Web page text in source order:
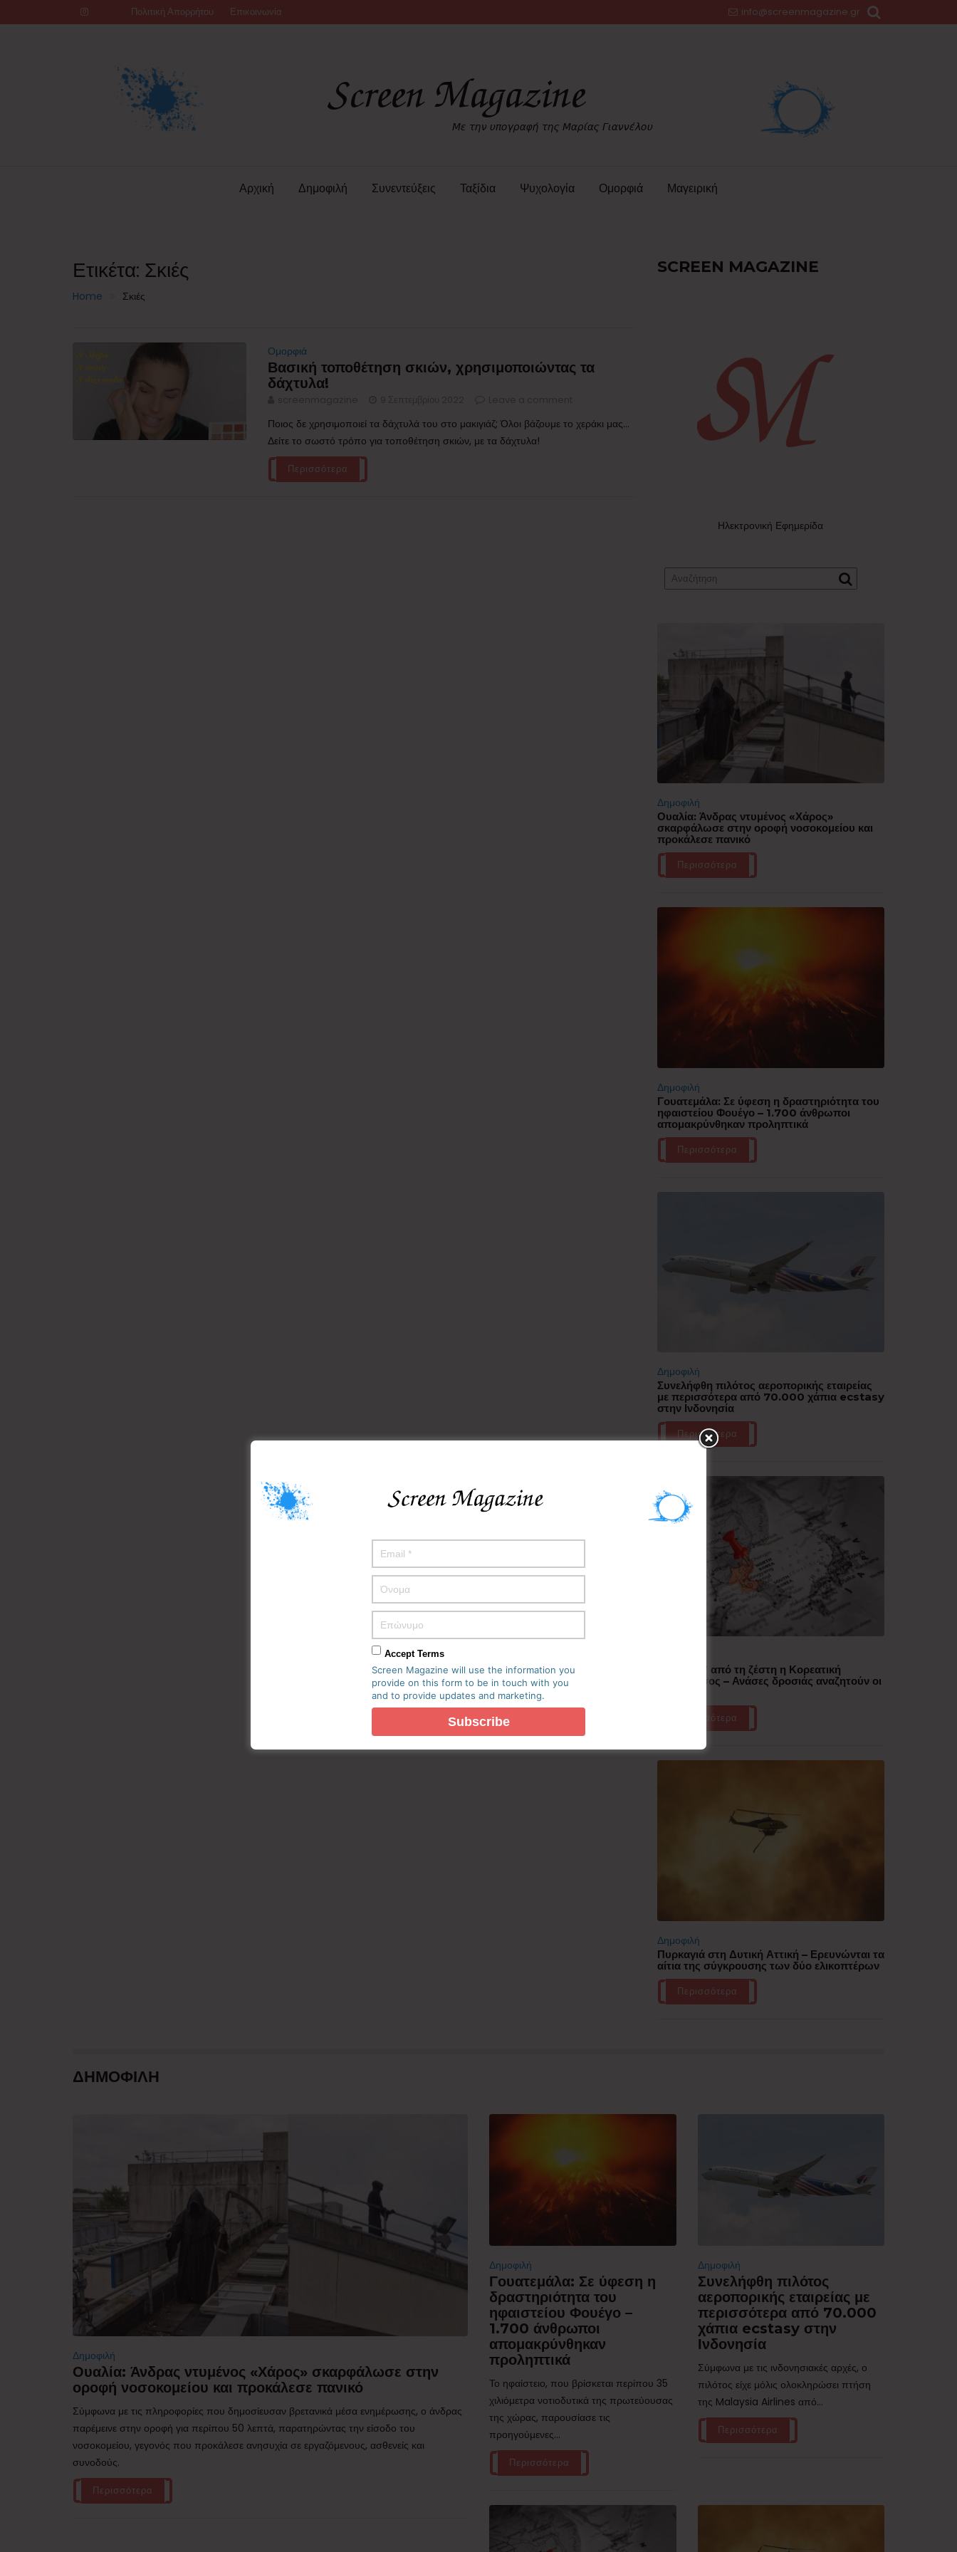
to
Πολιτική Απορρήτου Επικοινωνία info@screenmagazine.gr
Αρχική Δημοφιλή Συνεντεύξεις Ταξίδια Ψυχολογία Ομορφιά Μαγειρική
Ετικέτα: Σκιές
Home Σκιές
Ομορφιά
Βασική τοποθέτηση σκιών, χρησιμοποιώντας τα
δάχτυλα!
Ποιος δε χρησιμοποιεί τα δάχτυλά του στο μακιγιάζ; Όλοι βάζουμε το χεράκι μας...
Δείτε το σωστό τρόπο για τοποθέτηση σκιών, με τα δάχτυλα!
Περισσότερα
SCREEN MAGAZINE
Ηλεκτρονική Εφημερίδα
Δημοφιλή
Ουαλία: Άνδρας ντυμένος «Χάρος»
σκαρφάλωσε στην οροφή νοσοκομείου και
προκάλεσε πανικό
Περισσότερα
Δημοφιλή
Γουατεμάλα: Σε ύφεση η δραστηριότητα του
ηφαιστείου Φουέγο – 1.700 άνθρωποι
απομακρύνθηκαν προληπτικά
Περισσότερα
Δημοφιλή
Συνελήφθη πιλότος αεροπορικής εταιρείας
με περισσότερα από 70.000 χάπια ecstasy
στην Ινδονησία
Περισσότερα
“Έλιωσε” από τη ζέστη η Κορεατική
Χερσόνησος – Ανάσες δροσιάς αναζητούν οι
Περισσότερα
Δημοφιλή
Πυρκαγιά στη Δυτική Αττική – Ερευνώνται τα
αίτια της σύγκρουσης των δύο ελικοπτέρων
Περισσότερα
ΔΗΜΟΦΙΛΗ
Δημοφιλή
Ουαλία: Άνδρας ντυμένος «Χάρος» σκαρφάλωσε στην
οροφή νοσοκομείου και προκάλεσε πανικό
Σύμφωνα με τις πληροφορίες που δημοσίευσαν βρετανικά μέσα ενημέρωσης, ο άνδρας
παρέμεινε στην οροφή για περίπου 50 λεπτά, παρατηρώντας την είσοδο του
νοσοκομείου, γεγονός που προκάλεσε ανησυχία σε εργαζόμενους, ασθενείς και
συνοδούς.
Περισσότερα
Δημοφιλή
Γουατεμάλα: Σε ύφεση η
δραστηριότητα του
ηφαιστείου Φουέγο –
1.700 άνθρωποι
απομακρύνθηκαν
προληπτικά
Το ηφαίστειο, που βρίσκεται περίπου 35
χιλιόμετρα νοτιοδυτικά της πρωτεύουσας
της χώρας, παρουσίασε τις
προηγούμενες...
Περισσότερα
Δημοφιλή
Συνελήφθη πιλότος
αεροπορικής εταιρείας με
περισσότερα από 70.000
χάπια ecstasy στην
Ινδονησία
Σύμφωνα με τις ινδονησιακές αρχές, ο
πιλότος είχε μόλις ολοκληρώσει πτήση
της Malaysia Airlines από...
Περισσότερα
Accept Terms
Screen Magazine will use the information you
provide on this form to be in touch with you
and to provide updates and marketing.